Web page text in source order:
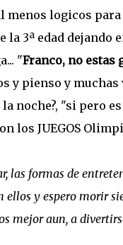
menos logicos
la 3ª edad dejando
"Franco, no estas
y pienso y
noche?, "si pero
los JUEGOS
las formas de
ellos y espero morir
mejor aun, a